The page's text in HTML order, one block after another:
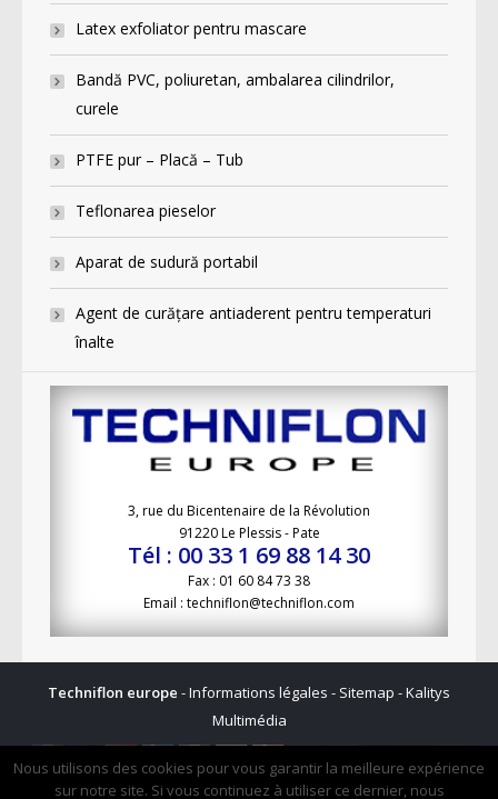
Latex exfoliator pentru mascare
Bandă PVC, poliuretan, ambalarea cilindrilor,
curele
PTFE pur – Placă – Tub
Teflonarea pieselor
Aparat de sudură portabil
Agent de curăţare antiaderent pentru temperaturi
înalte
3, rue du Bicentenaire de la Révolution
91220 Le Plessis - Pate
Tél : 00 33 1 69 88 14 30
Fax : 01 60 84 73 38
Email : techniflon@techniflon.com
Techniflon europe -Informations légales - Sitemap -Kalitys
Multimédia
Nous utilisons des cookies pour vous garantir la meilleure expérience
sur notre site. Si vous continuez à utiliser ce dernier, nous